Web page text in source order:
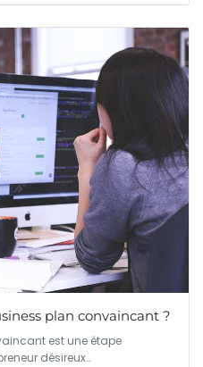
plan convaincant ?
est une étape
désireux…